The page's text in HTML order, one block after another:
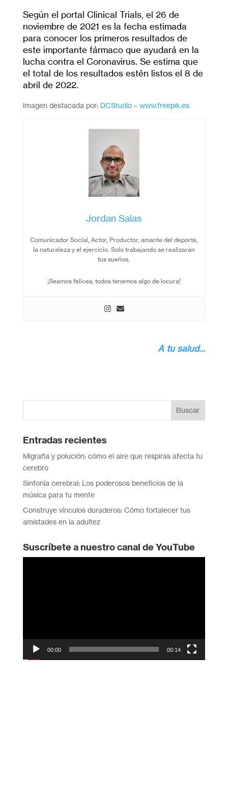
Según el portal Clinical Trials, el 26 de
noviembre de 2021 es la fecha estimada
para conocer los primeros resultados de
este importante fármaco que ayudará en la
lucha contra el Coronavirus. Se estima que
el total de los resultados estén listos el 8 de
abril de 2022.
Imagen destacada por: DCStudio – www.freepik.es
Jordan Salas
Comunicador Social, Actor, Productor, amante del deporte,
la naturaleza y el ejercicio. Solo trabajando se realizarán
tus sueños.
¡Seamos felices, todos tenemos algo de locura!
A tu salud…
Entradas recientes
Migraña y polución: cómo el aire que respiras afecta tu
cerebro
Sinfonía cerebral: Los poderosos beneficios de la
música para tu mente
Construye vínculos duraderos: Cómo fortalecer tus
amistades en la adultez
Suscríbete a nuestro canal de YouTube
00:00 00:14